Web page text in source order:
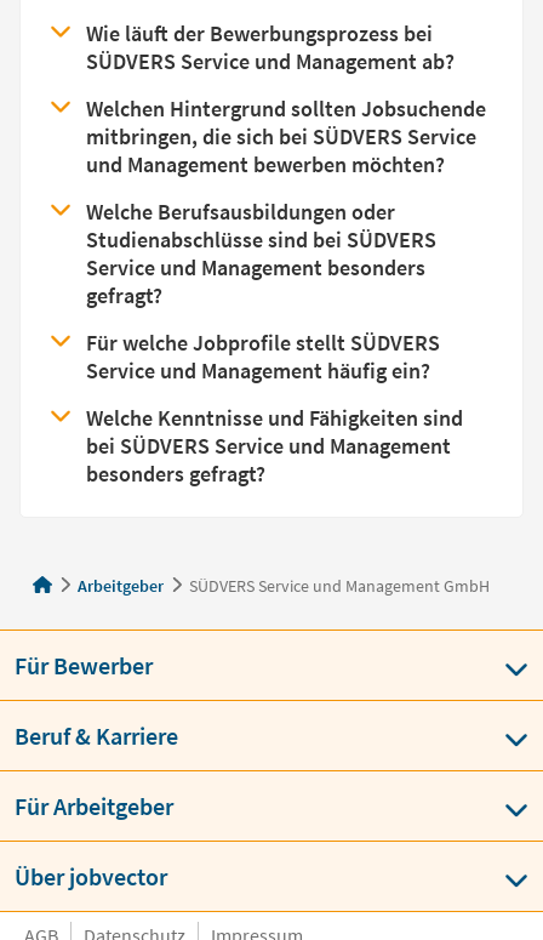
Wie läuft der Bewerbungsprozess bei
SÜDVERS Service und Management ab?
Welchen Hintergrund sollten Jobsuchende
mitbringen, die sich bei SÜDVERS Service
und Management bewerben möchten?
Welche Berufsausbildungen oder
Studienabschlüsse sind bei SÜDVERS
Service und Management besonders
gefragt?
Für welche Jobprofile stellt SÜDVERS
Service und Management häufig ein?
Welche Kenntnisse und Fähigkeiten sind
bei SÜDVERS Service und Management
besonders gefragt?
Arbeitgeber SÜDVERS Service und Management GmbH
Für Bewerber
Beruf & Karriere
Für Arbeitgeber
Über jobvector
AGB Datenschutz Impressum